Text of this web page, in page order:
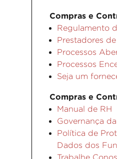
Compras e
Regulamento
Prestadores
Processos
Processos
Seja um
Compras e
Manual de RH
Governança
Política de
Dados dos
Trabalhe